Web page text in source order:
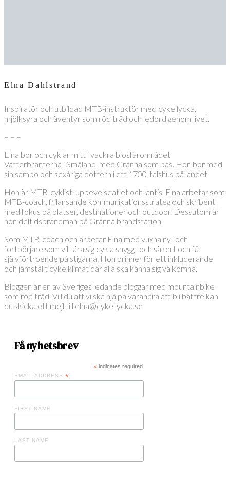
Elna Dahlstrand
Inspiratör och utbildad MTB-instruktör med cykellycka,
mjölksyra och äventyr som röd tråd och ledord genom livet.
– – –
Elna bor och cyklar mitt i vackra biosfärområdet
Vätterbranterna i Småland, med Gränna som bas. Hon bor med
sin sambo och sexåriga dottern i ett 1700-talshus på landet.
Hon är MTB-cyklist, uppevelseatlet och lantis. Elna arbetar som
MTB-coach, frilansande kommunikationsstrateg och skribent
med fokus på platser, destinationer och outdoor. Dessutom är
hon deltidsbrandman på Gränna brandstation
Som MTB-coach och arbetar Elna med vuxna ny- och
fortbörjare som vill lära sig cykla snyggt och säkert och få
självförtroende på stigarna. Hon brinner för ett inkluderande
och jämställt cykelklimat där alla ska känna sig välkomna.
Bloggen är en av Sveriges ledande bloggar med mountainbike
som röd tråd. Vill du att vi ska hjälpa varandra att bli bättre kan
du skicka ett mejl till elna@cykellycka.se
Få nyhetsbrev
*indicates required
EMAIL ADDRESS *
FIRST NAME
LAST NAME